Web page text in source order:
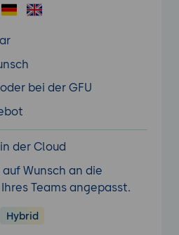
bei der GFU
der Cloud
Wunsch an die
Teams angepasst.
Hybrid